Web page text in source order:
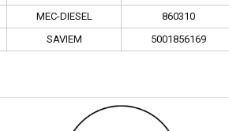
MEC-DIESEL 860310
SAVIEM 5001856169